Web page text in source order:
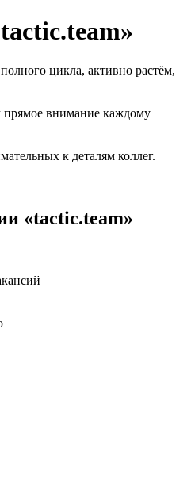
цикла, активно растём,
прямое внимание каждому
к деталям коллег.
«tactic.team»